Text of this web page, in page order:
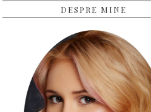
DESPRE MINE